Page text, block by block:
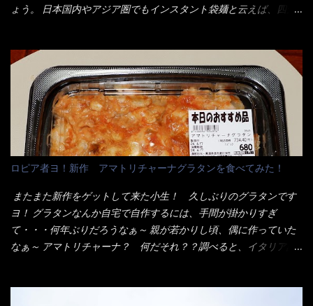
ドカ盛のキャベツと御飯にカレーがかかっています。 カレーは辛
ンとした厚さのあるトンカツです。 それも揚げたての熱々です。
これを難なく完食出来なければ、漢では無い！と云っても過言で
はないだろう。 この他も、兎に角ボリューム満点で＜薄カツ＞と
呼ばれるメニューは、トンカツが2枚重ねて出てくるだ！ 1枚が薄
いから、2枚乗せにしたらしいけど・・・
ょう。 日本国内やアジア圏でもインスタント袋麺と云えば、四角
イ棒状ラーメンを、OKストアで見かけ思わず手に取って買い物篭
へ 坦々まぜそばと＜数量限定＞宮崎辛麺風ラーメン オーッといき
なり私の胃袋をグサッと・・・・ 棒状インスタントラーメンの
デビューが決まりました。 か・ら・め・ん・辛麺！ 宮崎辛麺は
チャルメラや日清からも出されている、辛口のラーメンじゃ
ん！！ 酸っぱくしたら、酸辣湯麺？なんてね。 よし今日のサラ
メシは、宮崎辛麺にしよう！ それではまず袋を開けると・・・ な
んだか紙に巻かれた棒状の麺が二束、調味油と粉末スープ！ やは
り見慣れない姿・・・何だかチョッと高級感的な・・・だって透
明なトレイに並んだ棒状麺なんて見慣れないからねぇ～（コスト
がかかる） 袋の裏側を見ると、韮とか卵の用意を勧めている。
それなばらと冷蔵庫にあった、黒豆モヤシ・韮・生卵を用意しま
ロピア者ヨ！新作 アマトリチャーナグラタンを食べてみた！
またまた新作をゲットして来た小生！ 久しぶりのグラタンです
ヨ！ グラタンなんか自宅で自作するには、手間が掛かりすぎ
て・・・何年ぶりだろうなぁ～ 親が若かりし頃、偶に作っていた
なぁ～ アマトリチャーナ？ 何だそれ？？調べると、イタリア語